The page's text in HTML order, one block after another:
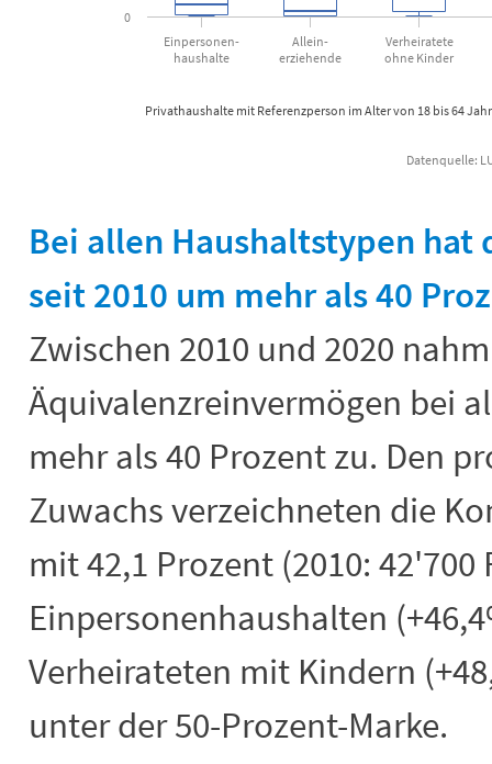
Privathaushalte mit Referenzperson im Alter von 18 bis 64
Einpersonen-
haushalte
Allein-
erziehende
Verheiratete
ohne Kinder
0
Datenquelle:
Bei allen Haushaltstypen hat
seit 2010 um mehr als 40
Zwischen 2010 und 2020
Äquivalenzreinvermögen bei
mehr als 40 Prozent zu. Den
Zuwachs verzeichneten die
mit 42,1 Prozent (2010: 42'700
Einpersonenhaushalten
Verheirateten mit Kindern
unter der 50-Prozent-Marke.